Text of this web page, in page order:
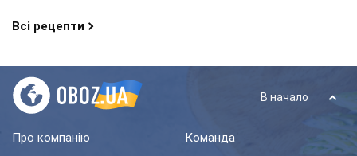
Всі рецепти
В начало
Про компанію Команда